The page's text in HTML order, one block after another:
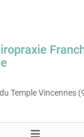
Temple Vincennes